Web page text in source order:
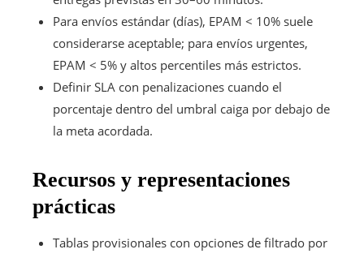
Para envíos estándar (días), EPAM < 10% suele
considerarse aceptable; para envíos urgentes,
EPAM < 5% y altos percentiles más estrictos.
Definir SLA con penalizaciones cuando el
porcentaje dentro del umbral caiga por debajo de
la meta acordada.
Recursos y representaciones
prácticas
Tablas provisionales con opciones de filtrado por